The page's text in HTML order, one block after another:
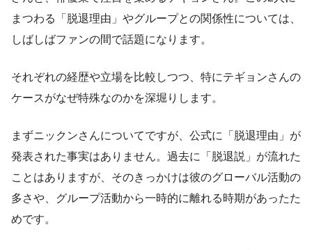
まつわる「脱退理由」やグループとの関係性については、
しばしばファンの間で話題になります。
それぞれの経歴や立場を比較しつつ、特にテギョンさんの
ケースがなぜ特殊なのかを深堀りします。
まずニックンさんについてですが、公式に「脱退理由」が
発表された事実はありません。過去に「脱退説」が流れた
ことはありますが、そのきっかけは彼のグローバル活動の
多さや、グループ活動から一時的に離れる時期があったた
めです。